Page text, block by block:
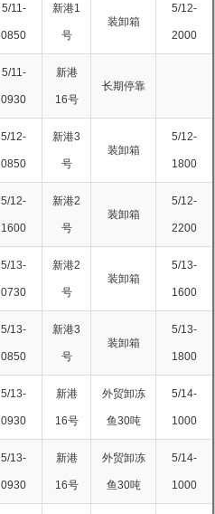
5/11-
0850
新港1
号
装卸箱
5/12-
2000
5/11-
0930
新港
16号
长期停靠
5/12-
0850
新港3
号
装卸箱
5/12-
1800
5/12-
1600
新港2
号
装卸箱
5/12-
2200
5/13-
0730
新港2
号
装卸箱
5/13-
1600
5/13-
0850
新港3
号
装卸箱
5/13-
1800
5/13-
0930
新港
16号
外贸卸冻
鱼30吨
5/14-
1000
5/13-
0930
新港
16号
外贸卸冻
鱼30吨
5/14-
1000